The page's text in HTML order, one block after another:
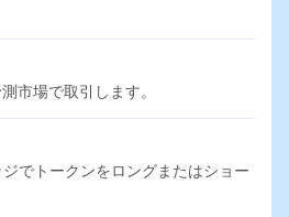
市場で取引します。
でトークンをロングまたはショー